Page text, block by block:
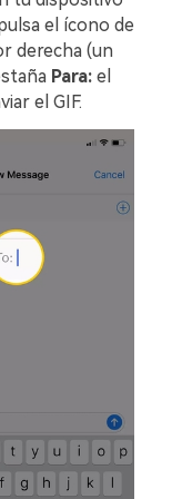
el ícono de
derecha (un
Para: el
el GIF.